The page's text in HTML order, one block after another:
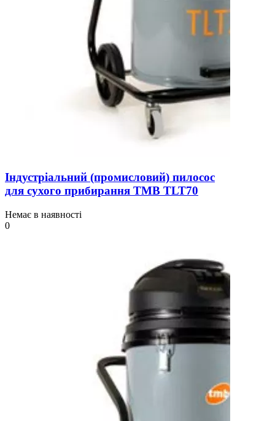
Індустріальний (промисловий) пилосос
для сухого прибирання TMB TLT70
Немає в наявності
0